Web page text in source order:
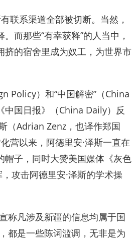
联系渠道全部被切断。当然，
而那些“有幸获释”的人当中，
挤的宿舍里成为奴工，为世界市
Policy）和“中国解密”（China
国日报》（China Daily）反
（Adrian Zenz，也译作郑国
营以来，阿德里安·泽斯一直在
帽子，同时大赞美国媒体《灰色
攻击阿德里安·泽斯的学术操
称凡涉及新疆的信息均属于国
都是一些陈词滥调，无非是为